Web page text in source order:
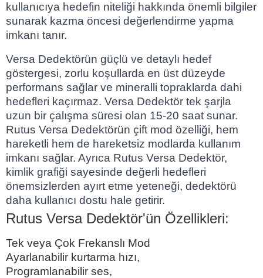
kullanıcıya hedefin niteliği hakkında önemli bilgiler
sunarak kazma öncesi değerlendirme yapma
imkanı tanır.
Versa Dedektörün güçlü ve detaylı hedef
göstergesi, zorlu koşullarda en üst düzeyde
performans sağlar ve mineralli topraklarda dahi
hedefleri kaçırmaz. Versa Dedektör tek şarjla
uzun bir çalışma süresi olan 15-20 saat sunar.
Rutus Versa Dedektörün çift mod özelliği, hem
hareketli hem de hareketsiz modlarda kullanım
imkanı sağlar. Ayrıca Rutus Versa Dedektör,
kimlik grafiği sayesinde değerli hedefleri
önemsizlerden ayırt etme yeteneği, dedektörü
daha kullanıcı dostu hale getirir.
Rutus Versa Dedektör'ün Özellikleri:
Tek veya Çok Frekanslı Mod
Ayarlanabilir kurtarma hızı,
Programlanabilir ses,